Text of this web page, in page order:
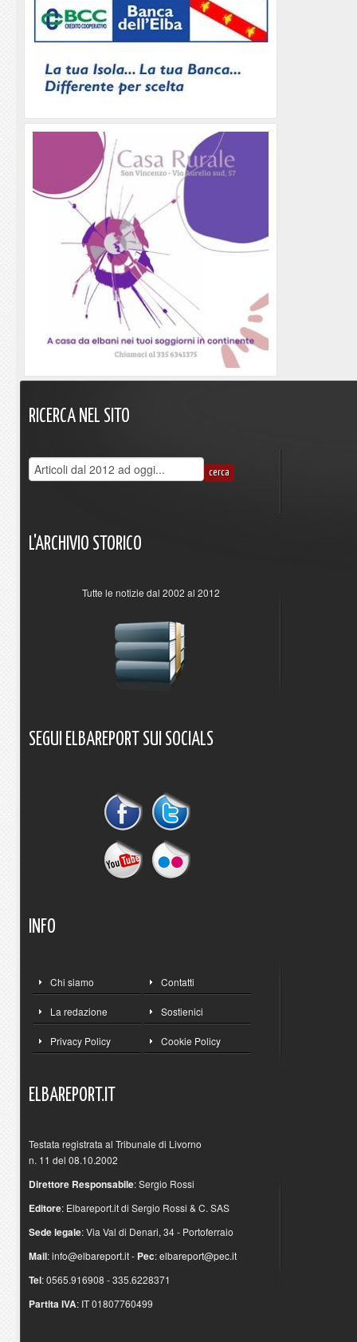
RICERCA NEL SITO
L'ARCHIVIO STORICO
Tutte le notizie dal 2002 al 2012
SEGUI ELBAREPORT SUI SOCIALS
INFO
Chi siamo Contatti
La redazione Sostienici
Privacy Policy Cookie Policy
ELBAREPORT.IT
Testata registrata al Tribunale di Livorno
n. 11 del 08.10.2002
Direttore Responsabile: Sergio Rossi
Editore: Elbareport.it di Sergio Rossi & C. SAS
Sede legale: Via Val di Denari, 34 - Portoferraio
Mail:info@elbareport.it- Pec:elbareport@pec.it
Tel: 0565.916908 - 335.6228371
Partita IVA: IT 01807760499